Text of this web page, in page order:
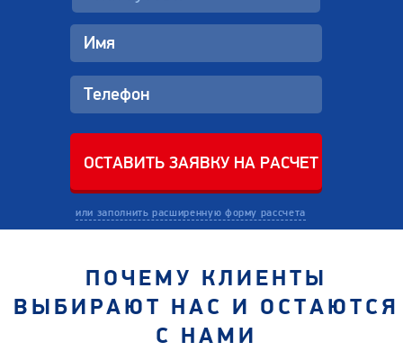
или заполнить расширенную форму рассчета
ПОЧЕМУ КЛИЕНТЫ
ВЫБИРАЮТ НАС И ОСТАЮТСЯ
С НАМИ